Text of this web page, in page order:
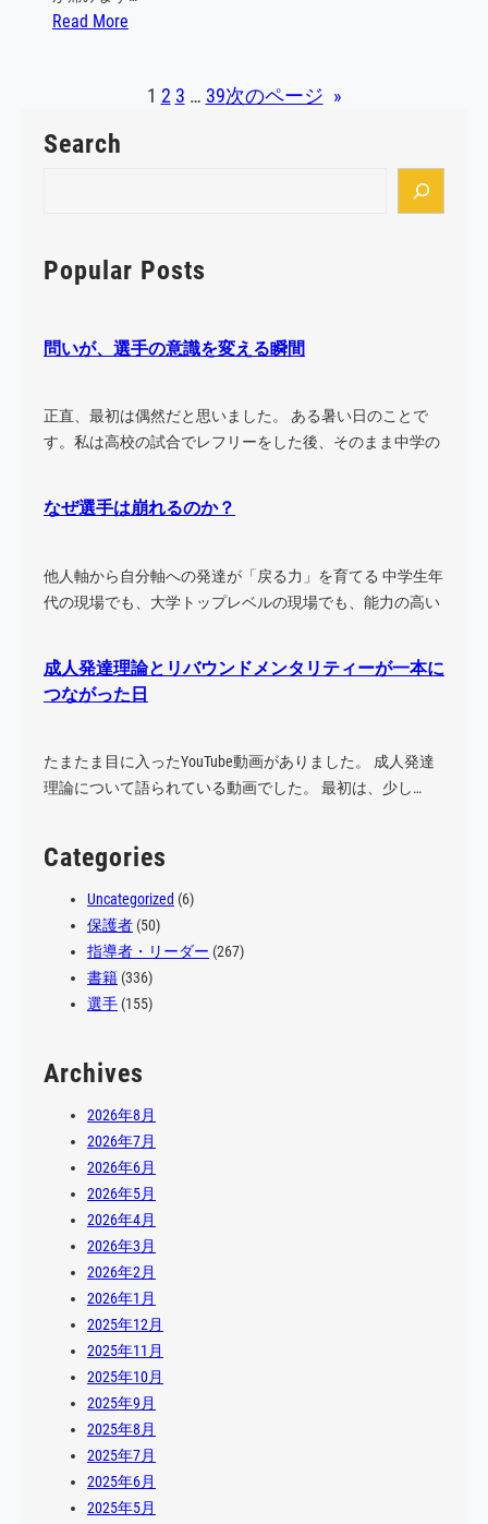
Read More
問
題
だ
け
は
終
な
1 2 3 … 39次のページ »
Search
r
cPopular Posts
問いが、選手の意識を変える瞬間
正直、最初は偶然だと思いました。 ある暑い日のことで
す。私は高校の試合でレフリーをした後、そのまま中学の
なぜ選手は崩れるのか？
他人軸から自分軸への発達が「戻る力」を育てる 中学生年
代の現場でも、大学トップレベルの現場でも、能力の高い
成人発達理論とリバウンドメンタリティーが一本に
つながった日
たまたま目に入ったYouTube動画がありました。 成人発達
理論について語られている動画でした。 最初は、少し…
Categories
Uncategorized (6)
保護者 (50)
指導者・リーダー (267)
書籍 (336)
選手 (155)
Archives
2026年8月
2026年7月
2026年6月
2026年5月
2026年4月
2026年3月
2026年2月
2026年1月
2025年12月
2025年11月
2025年10月
2025年9月
2025年8月
2025年7月
2025年6月
2025年5月